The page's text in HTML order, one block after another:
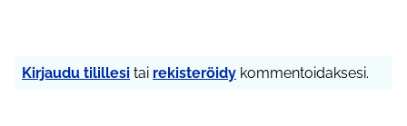
Kirjaudu tilillesi tai rekisteröidy kommentoidaksesi.